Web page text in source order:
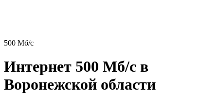
500 Мб/с
Интернет 500 Мб/с в
Воронежской области